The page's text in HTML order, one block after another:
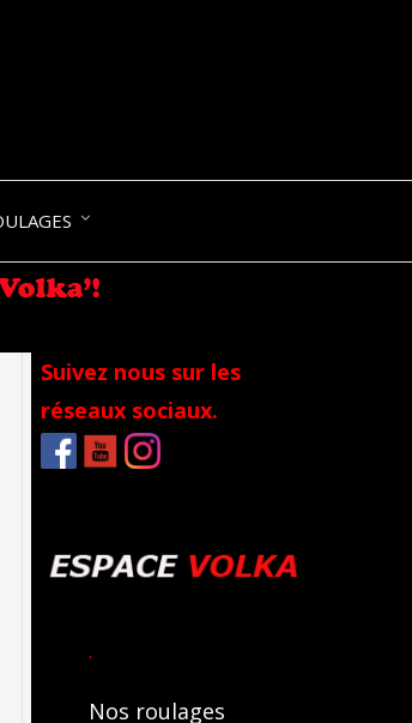
Suivez nous sur les
réseaux sociaux.
.
Nos roulages